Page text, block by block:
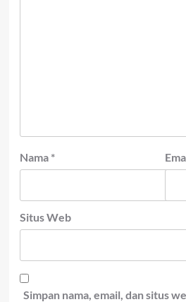
Nama *
Situs Web
Simpan nama, email, dan situs